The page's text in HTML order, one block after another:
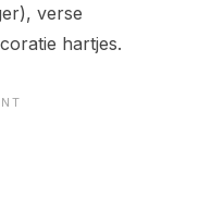
verse
hartjes.